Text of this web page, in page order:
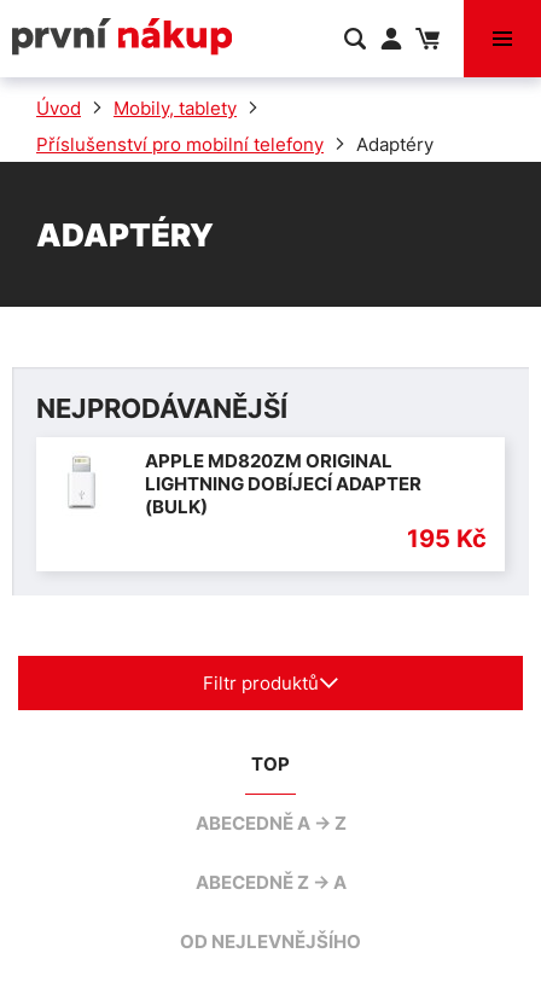
VÝPRODEJ
Úvod
Mobily, tablety
Příslušenství pro mobilní telefony
Adaptéry
ADAPTÉRY
NEJPRODÁVANĚJŠÍ
APPLE MD820ZM ORIGINAL
LIGHTNING DOBÍJECÍ ADAPTER
(BULK)
195 Kč
Filtr produktů
TOP
ABECEDNĚ A -> Z
ABECEDNĚ Z -> A
OD NEJLEVNĚJŠÍHO